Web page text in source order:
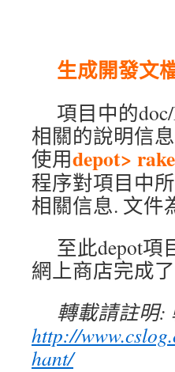
生成開發文
項目中的
相關的說明信
使用depot>
程序對項目中
相關信息. 文件
至此depot項
網上商店完成
轉載請註明:
http://
hant/